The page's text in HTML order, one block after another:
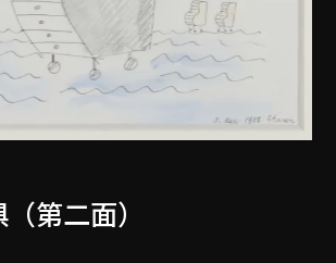
第二面）